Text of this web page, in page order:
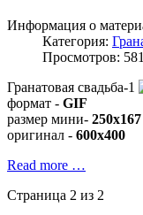
Информация о
Категория:
Просмотров: 581
Гранатовая свадьба-1
формат - GIF
размер мини- 250x167
оригинал - 600x400
Read more …
Страница 2 из 2